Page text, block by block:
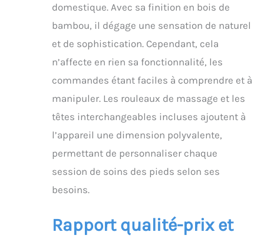
domestique. Avec sa finition en bois de
bambou, il dégage une sensation de naturel
et de sophistication. Cependant, cela
n’affecte en rien sa fonctionnalité, les
commandes étant faciles à comprendre et à
manipuler. Les rouleaux de massage et les
têtes interchangeables incluses ajoutent à
l’appareil une dimension polyvalente,
permettant de personnaliser chaque
session de soins des pieds selon ses
besoins.
Rapport qualité-prix et